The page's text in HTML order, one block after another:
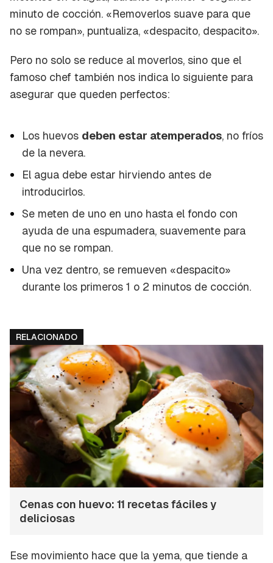
minuto de cocción. «Removerlos suave para que
no se rompan», puntualiza, «despacito, despacito».
Pero no solo se reduce al moverlos, sino que el
famoso chef también nos indica lo siguiente para
asegurar que queden perfectos:
Los huevos deben estar atemperados, no fríos
de la nevera.
El agua debe estar hirviendo antes de
introducirlos.
Se meten de uno en uno hasta el fondo con
ayuda de una espumadera, suavemente para
que no se rompan.
Una vez dentro, se remueven «despacito»
durante los primeros 1 o 2 minutos de cocción.
RELACIONADO
Cenas con huevo: 11 recetas fáciles y
deliciosas
Ese movimiento hace que la yema, que tiende a